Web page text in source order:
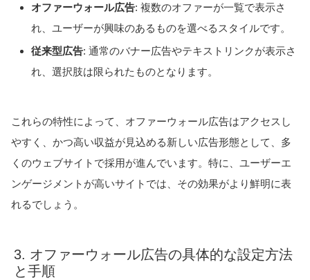
オファーウォール広告: 複数のオファーが一覧で表示さ
れ、ユーザーが興味のあるものを選べるスタイルです。
従来型広告: 通常のバナー広告やテキストリンクが表示さ
れ、選択肢は限られたものとなります。
これらの特性によって、オファーウォール広告はアクセスし
やすく、かつ高い収益が見込める新しい広告形態として、多
くのウェブサイトで採用が進んでいます。特に、ユーザーエ
ンゲージメントが高いサイトでは、その効果がより鮮明に表
れるでしょう。
3. オファーウォール広告の具体的な設定方法
と手順